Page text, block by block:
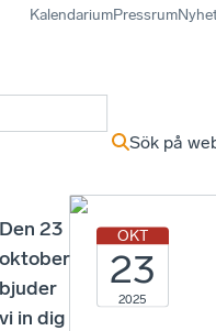
KalendariumPressrum
Sök på
OKT
23
2025
Den 23
oktober
bjuder
vi in dig